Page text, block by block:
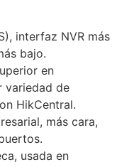
interfaz NVR más
bajo.
en
variedad de
HikCentral.
más cara,
usada en